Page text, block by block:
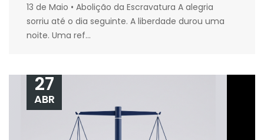
13 de Maio • Abolição da Escravatura A alegria
sorriu até o dia seguinte. A liberdade durou uma
noite. Uma ref...
27
ABR